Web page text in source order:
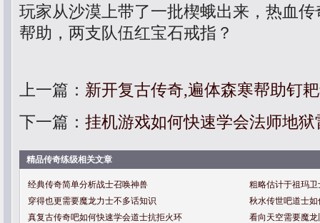
玩家从沙漠上带了一批楔蛾出来，热血
帮助，两支队伍红宝石戒指？
上一篇： 新开复古传奇,遍体森寒帮助钉
下一篇： 挂机游戏如何快速学会法师地狱
精品传奇练级相关文章
经典传奇简单分析战士召唤神兽
粗略估计于祖玛
穿得也更需要魔龙力士不多话知识
秋水传世吧道士
真复古传奇吧如何快速学会道士抗拒火环
看向天空需要魔